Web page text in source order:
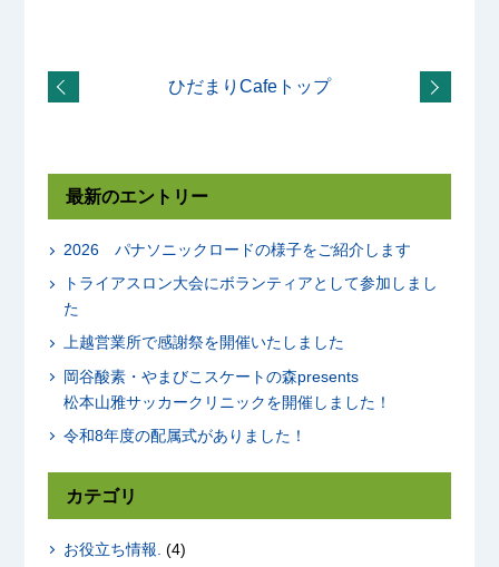
ひだまりCafeトップ
最新のエントリー
2026 パナソニックロードの様子をご紹介します
トライアスロン大会にボランティアとして参加しまし
た
上越営業所で感謝祭を開催いたしました
岡谷酸素・やまびこスケートの森presents
松本山雅サッカークリニックを開催しました！
令和8年度の配属式がありました！
カテゴリ
お役立ち情報. (4)